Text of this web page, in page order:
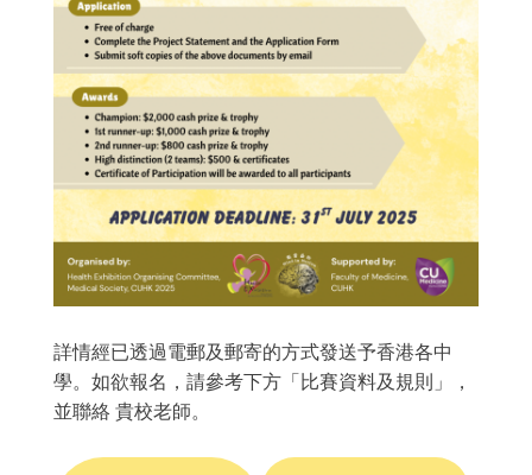
詳情經已透過電郵及郵寄的方式發送予香港各中
學。如欲報名，請參考下方「比賽資料及規則」，
並聯絡 貴校老師。